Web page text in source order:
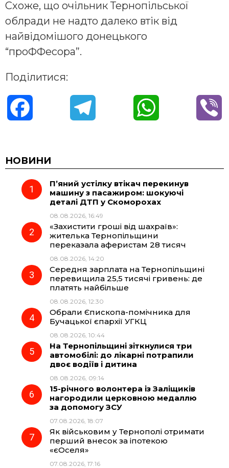
Схоже, що очільник Тернопільської
облради не надто далеко втік від
найвідомішого донецького
“проФФесора”.
Поділитися:
c
e
o
k
e
g
r
a
m
t
НОВИНИ
П’яний устілку втікач перекинув
машину з пасажиром: шокуючі
деталі ДТП у Скоморохах
08.08.2026, 16:49
«Захистити гроші від шахраїв»:
жителька Тернопільщини
переказала аферистам 28 тисяч
08.08.2026, 14:20
Середня зарплата на Тернопільщині
перевищила 25,5 тисячі гривень: де
платять найбільше
08.08.2026, 12:30
Обрали Єпископа-помічника для
Бучацької єпархії УГКЦ
08.08.2026, 10:44
На Тернопільщині зіткнулися три
автомобілі: до лікарні потрапили
двоє водіїв і дитина
08.08.2026, 09:14
15-річного волонтера із Заліщиків
нагородили церковною медаллю
за допомогу ЗСУ
07.08.2026, 18:07
Як військовим у Тернополі отримати
перший внесок за іпотекою
«єОселя»
07.08.2026, 17:16